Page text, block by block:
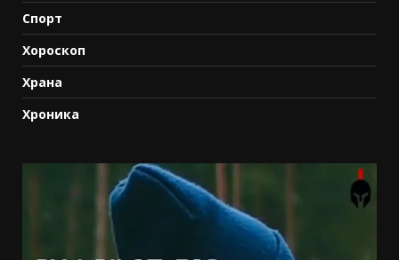
Спорт
Хороскоп
Храна
Хроника